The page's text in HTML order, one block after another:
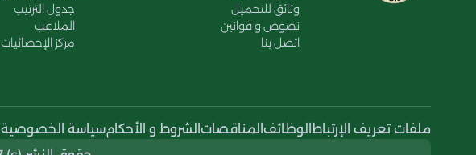
وثائق للتحميل
نصوص و قوانين
اتصل بنا
جدول الترتيب
الملاعب
مركز الإحصائيات
ملفات تعريف الإرتباط الوظائف المناقصات الشروط و الأحكامسياسة الخصوصية